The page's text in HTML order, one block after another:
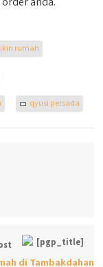
rumah
qyusi persada
di Tambakdahan